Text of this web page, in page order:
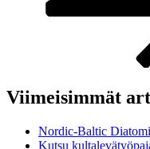
Viimeisimmät
Nordic-Baltic
Kutsu